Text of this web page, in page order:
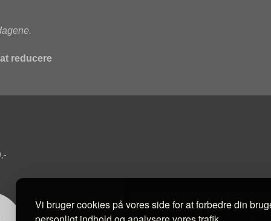
Vi bruger cookies på vores side for at forbedre din
reducere